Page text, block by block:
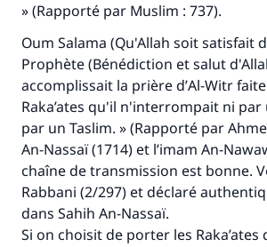
» (Rapporté par Muslim : 737).
Oum Salama (Qu'Allah soit satisfait
Prophète (Bénédiction et salut
accomplissait la prière d’Al-Witr
Raka’ates qu'il n'interrompait ni
par un Taslim. » (Rapporté par
An-Nassaï (1714) et l’imam An-
chaîne de transmission est bonne.
Rabbani (2/297) et déclaré
dans Sahih An-Nassaï.
Si on choisit de porter les Raka’ates